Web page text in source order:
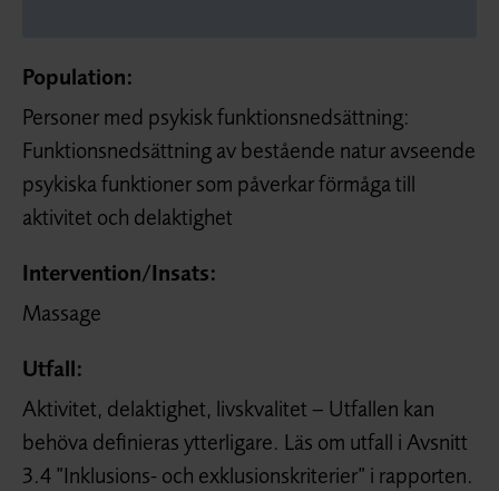
Population:
Personer med psykisk funktionsnedsättning:
Funktionsnedsättning av bestående natur avseende
psykiska funktioner som påverkar förmåga till
aktivitet och delaktighet
Intervention/Insats:
Massage
Utfall:
Aktivitet, delaktighet, livskvalitet – Utfallen kan
behöva definieras ytterligare. Läs om utfall i Avsnitt
3.4 ”Inklusions- och exklusionskriterier” i rapporten.